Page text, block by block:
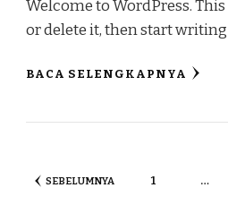
Welcome to WordPress.
or delete it, then start
BACA SELENGKAPNYA
Paginasi
SEBELUMNYA HALAMAN
1 …